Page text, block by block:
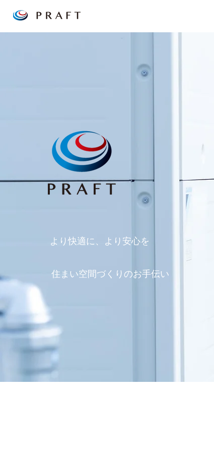
より快適に、より安心を
住まい空間づくりのお手伝い